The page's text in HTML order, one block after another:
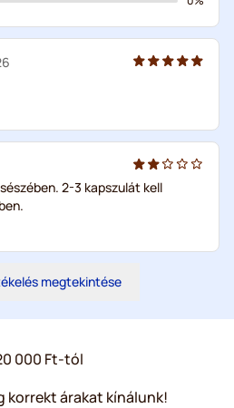
2-3 kapszulát kell
megtekintése
000 Ft-tól
korrekt árakat kínálunk!